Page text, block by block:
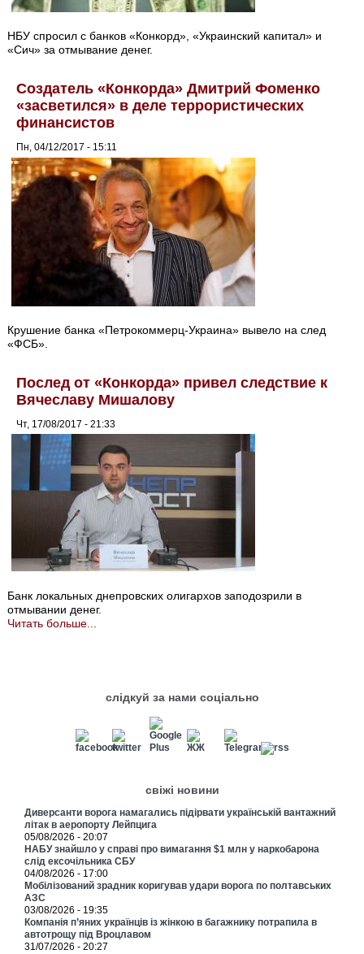
НБУ спросил с банков «Конкорд», «Украинский капитал» и
«Сич» за отмывание денег.
Создатель «Конкорда» Дмитрий Фоменко
«засветился» в деле террористических
финансистов
Пн, 04/12/2017 - 15:11
Крушение банка «Петрокоммерц-Украина» вывело на след
«ФСБ».
Послед от «Конкорда» привел следствие к
Вячеславу Мишалову
Чт, 17/08/2017 - 21:33
Банк локальных днепровских олигархов заподозрили в
отмывании денег.
Читать больше...
слідкуй за нами соціально
свіжі новини
Диверсанти ворога намагались підірвати українській вантажний
літак в аеропорту Лейпцига
05/08/2026 - 20:07
НАБУ знайшло у справі про вимагання $1 млн у наркобарона
слід ексочільника СБУ
04/08/2026 - 17:00
Мобілізований зрадник коригував удари ворога по полтавських
АЗС
03/08/2026 - 19:35
Компанія п’яних українців із жінкою в багажнику потрапила в
автотрощу під Вроцлавом
31/07/2026 - 20:27